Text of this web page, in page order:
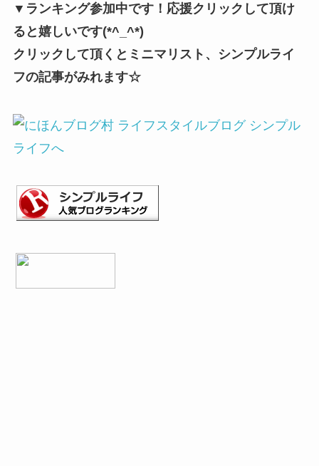
▼ランキング参加中です！応援クリックして頂け
ると嬉しいです(*^_^*)
クリックして頂くとミニマリスト、シンプルライ
フの記事がみれます☆